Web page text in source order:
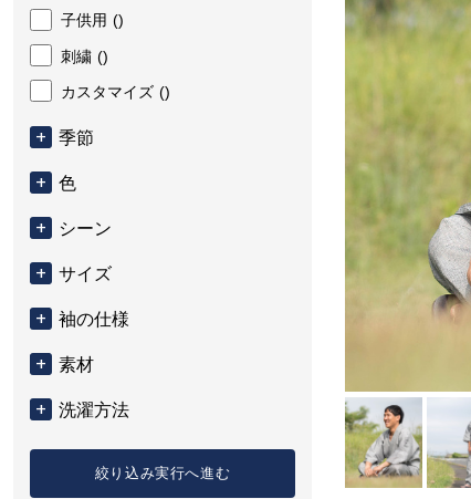
子供用 ()
刺繍 ()
カスタマイズ ()
季節
色
シーン
サイズ
袖の仕様
素材
洗濯方法
絞り込み実行へ進む